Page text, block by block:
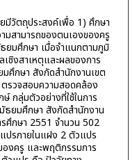
มีวัตถุประสงค์เพื่อ 1) ศึกษา
มสามารถของตนเองของครู
ยมศึกษา เมื่อจำแนกตามภูมิ
งสาเหตุและผลของการ
ศึกษา สังกัดสำนักงานเขต
รวจสอบความสอดคล้อง
กลุ่มตัวอย่างที่ใช้ในการ
ธยมศึกษา สังกัดสำนักงาน
ศึกษา 2551 จำนวน 502
ปรภายในแฝง 2 ตัวแปร
องครู และพฤติกรรมการ